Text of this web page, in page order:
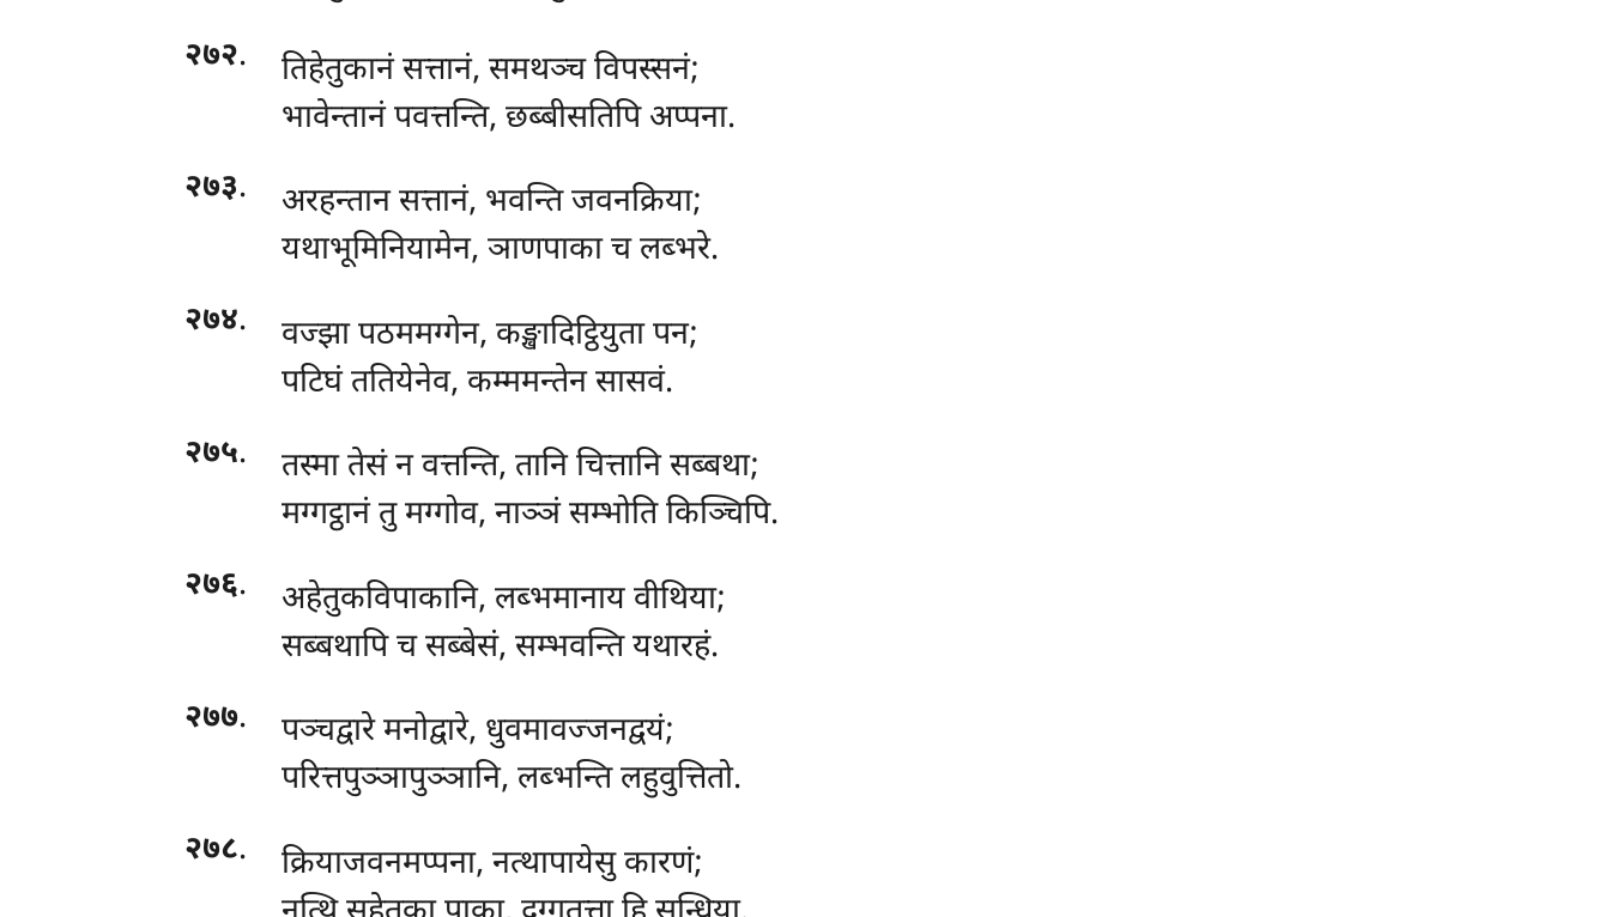
२७२.
तिहेतुकानं सत्तानं, समथञ्च विपस्सनं;
भावेन्तानं पवत्तन्ति, छब्बीसतिपि अप्पना.
२७३.
अरहन्तान सत्तानं, भवन्ति जवनक्रिया;
यथाभूमिनियामेन, ञाणपाका च लब्भरे.
२७४. वज्झापठममग्गेन, कङ्खादिट्ठियुता पन;
पटिघं ततियेनेव, कम्ममन्तेन सासवं.
२७५.
तस्मा तेसं न वत्तन्ति, तानि चित्तानि सब्बथा;
मग्गट्ठानं तु मग्गोव, नाञ्ञं सम्भोति किञ्चिपि.
२७६.
अहेतुकविपाकानि, लब्भमानाय वीथिया;
सब्बथापि च सब्बेसं, सम्भवन्ति यथारहं.
२७७.
पञ्चद्वारे मनोद्वारे, धुवमावज्जनद्वयं;
परित्तपुञ्ञापुञ्ञानि, लब्भन्ति लहुवुत्तितो.
२७८.
क्रियाजवनमप्पना, नत्थापायेसु कारणं;